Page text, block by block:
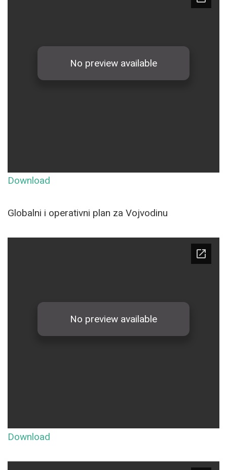
Download
Globalni i operativni plan za Vojvodinu
Download